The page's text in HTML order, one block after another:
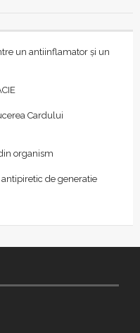
un antiinflamator și un
Cardului
organism
de generatie